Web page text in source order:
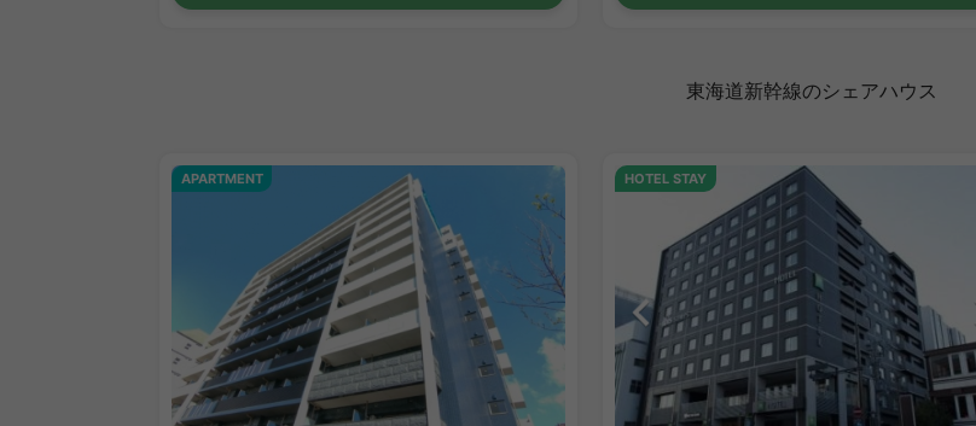
東海道新幹線のシェアハウス
APARTMENT HOTEL STAY